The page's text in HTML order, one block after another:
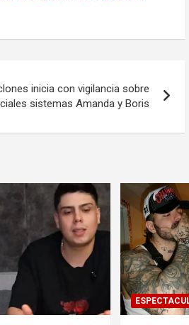
inicia con vigilancia sobre
sistemas Amanda y Boris